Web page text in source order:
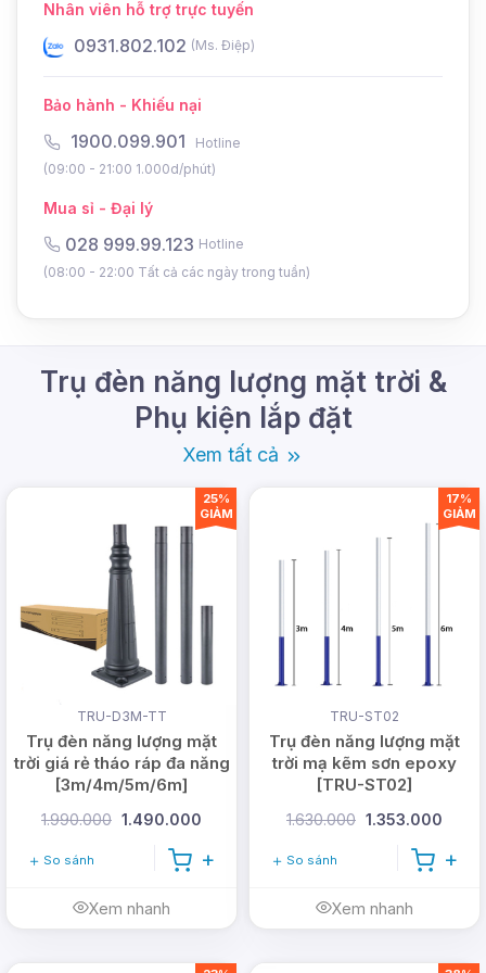
Bảo hành 2 - 3 năm, đổi trả trong 12 tháng đầu
Luôn được kiểm tra chất lượng trước khi bàn
Công ty nhập khẩu trực tiếp tại nhà máy
CÔNG TY TNHH DMT SOLAR VIỆT NAM
Văn phòng: 365A đường Tô Ngọc Vân,
Trụ sở: 26/1B Ấp Nam Lân, Xã Bà Điểm,
TP Hồ Chí Minh
0978.126.123 - CSKH/Bảo hành:
Email:vn@dmtsolar.com
cskh@dmtsolar.com
Web: www.dmtsolar.com -
www.dmtsolar.vn
Nhân viên hỗ trợ trực tuyến
0931.802.102 (Ms. Điệp)
Bảo hành - Khiếu nại
1900.099.901
Hotline
(09:00 - 21:00 1.000d/phút)
Mua sỉ - Đại lý
028 999.99.123 Hotline
(08:00 - 22:00 Tất cả các ngày trong tuần)
Trụ đèn năng lượng mặt trời &
Phụ kiện lắp đặt
Xem tất cả
TRU-D3M-TT
Trụ đèn năng lượng mặt
trời giá rẻ tháo ráp đa năng
[3m/4m/5m/6m]
1.990.000 1.490.000
So sánh
Xem nhanh
25%
GIẢM
TRU-ST02
Trụ đèn năng lượng mặt
trời mạ kẽm sơn epoxy
[TRU-ST02]
1.630.000 1.353.000
So sánh
Xem nhanh
17%
GIẢM